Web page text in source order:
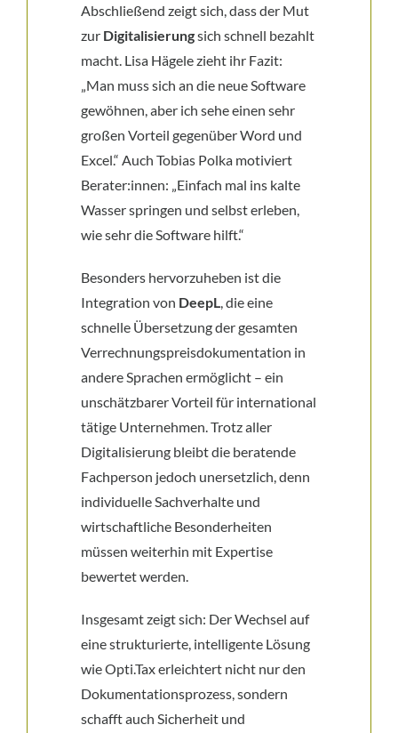
Abschließend zeigt sich, dass der Mut
zur Digitalisierungsich schnell bezahlt
macht. Lisa Hägele zieht ihr Fazit:
„Man muss sich an die neue Software
gewöhnen, aber ich sehe einen sehr
großen Vorteil gegenüber Word und
Excel.“ Auch Tobias Polka motiviert
Berater:innen: „Einfach mal ins kalte
Wasser springen und selbst erleben,
wie sehr die Software hilft.“
Besonders hervorzuheben ist die
Integration von DeepL , die eine
schnelle Übersetzung der gesamten
Verrechnungspreisdokumentation in
andere Sprachen ermöglicht – ein
unschätzbarer Vorteil für international
tätige Unternehmen. Trotz aller
Digitalisierung bleibt die beratende
Fachperson jedoch unersetzlich, denn
individuelle Sachverhalte und
wirtschaftliche Besonderheiten
müssen weiterhin mit Expertise
bewertet werden.
Insgesamt zeigt sich: Der Wechsel auf
eine strukturierte, intelligente Lösung
wie Opti.Tax erleichtert nicht nur den
Dokumentationsprozess, sondern
schafft auch Sicherheit und